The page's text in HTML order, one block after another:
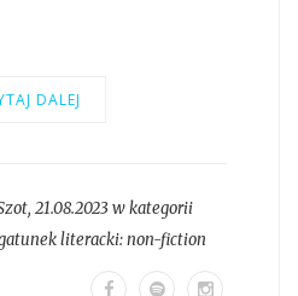
DALEJ
, 21.08.2023 w kategorii
literacki:non-fiction